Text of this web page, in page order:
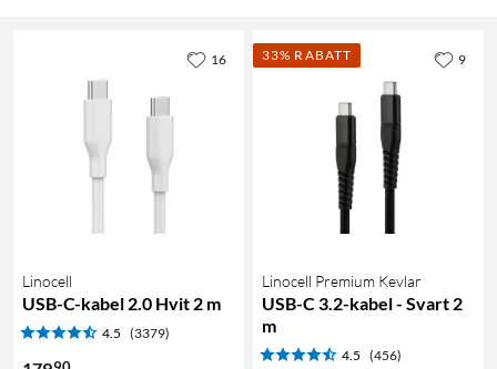
Linocell
USB-C-kabel 2.0 Hvit 2 m
4.5 (3379)
16 33% RABATT
Linocell Premium Kevlar
USB-C 3.2-kabel - Svart 2
m
4.5 (456)
9